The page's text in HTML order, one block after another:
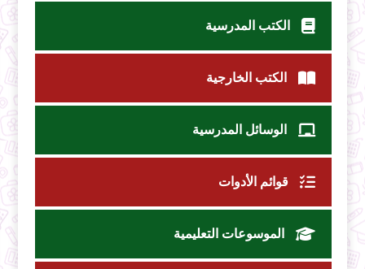
الكتب المدرسية
الكتب الخارجية
الوسائل المدرسية
قوائم الأدوات
الموسوعات التعليمية